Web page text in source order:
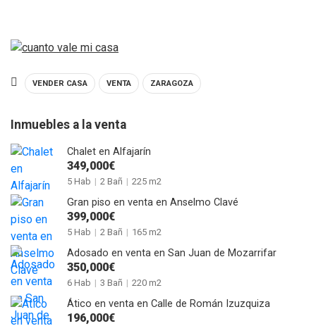
VENDER CASA VENTA ZARAGOZA
Inmuebles a la venta
Chalet en Alfajarín
349,000€
5 Hab | 2 Bañ | 225 m2
Gran piso en venta en Anselmo Clavé
399,000€
5 Hab | 2 Bañ | 165 m2
Adosado en venta en San Juan de Mozarrifar
350,000€
6 Hab | 3 Bañ | 220 m2
Ático en venta en Calle de Román Izuzquiza
196,000€